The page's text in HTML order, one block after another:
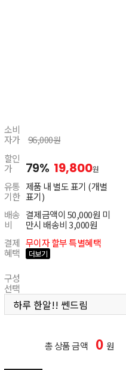
소비
자가
96,000원
할인
가
79% 19,800원
유통
기한
제품 내 별도 표기 (개별
표기)
배송
비
결제금액이 50,000원 미
만시 배송비 3,000원
결제
혜택
무이자 할부 특별혜택
더보기
구성
선택
총 상품 금액 0 원